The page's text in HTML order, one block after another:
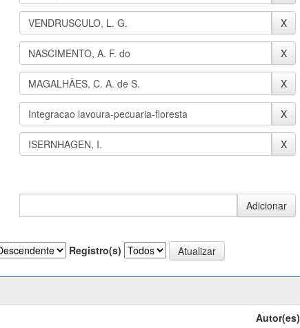
Registro(s)
Autor(es)